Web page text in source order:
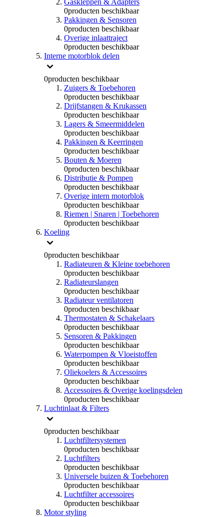
Gaskleppen & Adapters
0producten beschikbaar
Pakkingen & Sensoren
0producten beschikbaar
Overige inlaattraject
0producten beschikbaar
Interne motorblok delen
0producten beschikbaar
Zuigers & Toebehoren
0producten beschikbaar
Drijfstangen & Krukassen
0producten beschikbaar
Lagers & Smeermiddelen
0producten beschikbaar
Pakkingen & Keerringen
0producten beschikbaar
Bouten & Moeren
0producten beschikbaar
Distributie & Pompen
0producten beschikbaar
Overige intern motorblok
0producten beschikbaar
Riemen | Snaren | Toebehoren
0producten beschikbaar
Koeling
0producten beschikbaar
Radiateuren & Kleine toebehoren
0producten beschikbaar
Radiateurslangen
0producten beschikbaar
Radiateur ventilatoren
0producten beschikbaar
Thermostaten & Schakelaars
0producten beschikbaar
Sensoren & Pakkingen
0producten beschikbaar
Waterpompen & Vloeistoffen
0producten beschikbaar
Oliekoelers & Accessoires
0producten beschikbaar
Accessoires & Overige koelingsdelen
0producten beschikbaar
Luchtinlaat & Filters
0producten beschikbaar
Luchtfiltersystemen
0producten beschikbaar
Luchtfilters
0producten beschikbaar
Universele buizen & Toebehoren
0producten beschikbaar
Luchtfilter accessoires
0producten beschikbaar
Motor styling